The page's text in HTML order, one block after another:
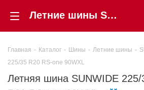
Летние шины SUNWIDE 225/35 R20 RS-one 90WXL купить в интернет-магазине «Шинторг» в Калининграде
Главная - Каталог - Шины - Летние шины -
225/35 R20 RS-one 90WXL
Летняя шина SUNWIDE 225/